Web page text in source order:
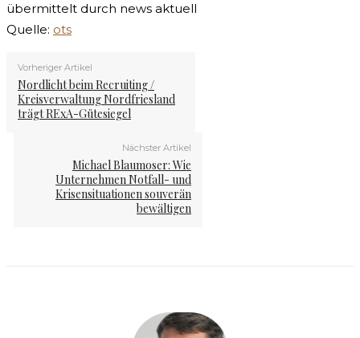
übermittelt durch news aktuell
Quelle: ots
Vorheriger Artikel
Nordlicht beim Recruiting /
Kreisverwaltung Nordfriesland
trägt RExA-Gütesiegel
Nächster Artikel
Michael Blaumoser: Wie
Unternehmen Notfall- und
Krisensituationen souverän
bewältigen